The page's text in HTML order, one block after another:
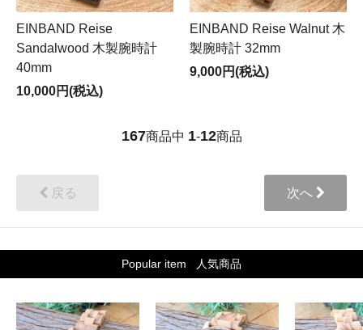
EINBAND Reise
Sandalwood 木製腕時計
40mm
10,000円(税込)
EINBAND Reise Walnut 木
製腕時計 32mm
9,000円(税込)
167商品中 1-12商品
戻る 次へ
Popular item 人気商品